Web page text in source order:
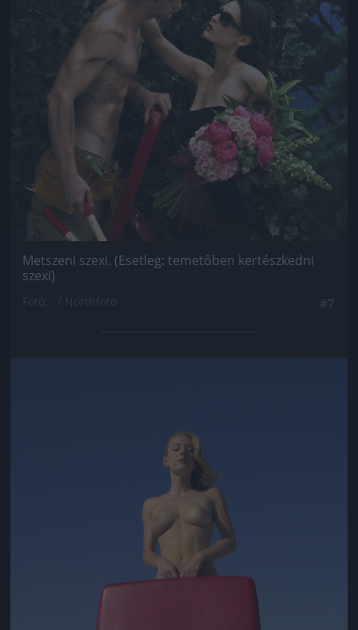
Metszeni szexi. (Esetleg: temetőben kertészkedni
szexi)